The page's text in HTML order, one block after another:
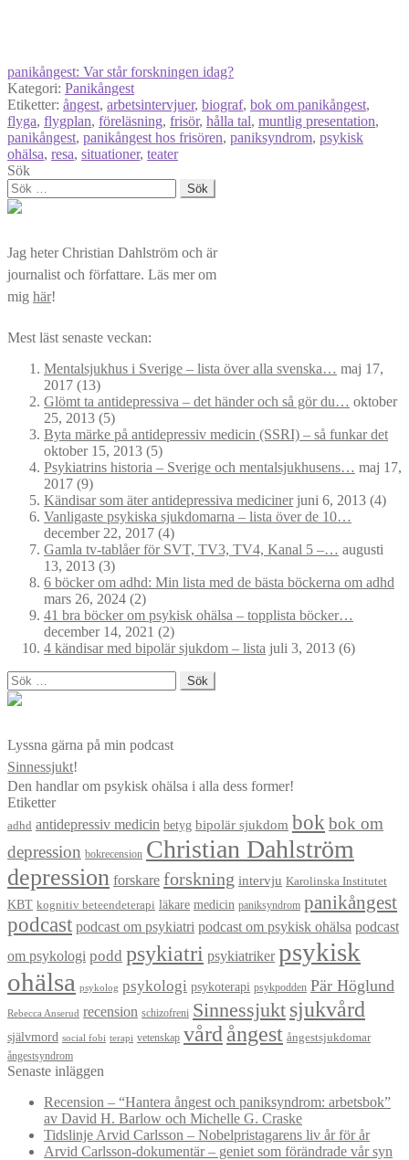
panikångest: Var står forskningen idag?
Kategori: Panikångest
Etiketter: ångest, arbetsintervjuer, biograf, bok om panikångest,
flyga, flygplan, föreläsning, frisör, hålla tal, muntlig presentation,
panikångest, panikångest hos frisören, paniksyndrom, psykisk
ohälsa, resa, situationer, teater
Sök
Sök
efter:
Jag heter Christian Dahlström och är
journalist och författare. Läs mer om
mig här!
Mest läst senaste veckan:
Mentalsjukhus i Sverige – lista över alla svenska… maj 17,
2017 (13)
Glömt ta antidepressiva – det händer och så gör du… oktober
25, 2013 (5)
Byta märke på antidepressiv medicin (SSRI) – så funkar det
oktober 15, 2013 (5)
Psykiatrins historia – Sverige och mentalsjukhusens… maj 17,
2017 (9)
Kändisar som äter antidepressiva medicinerjuni 6, 2013 (4)
Vanligaste psykiska sjukdomarna – lista över de 10…
december 22, 2017 (4)
Gamla tv-tablåer för SVT, TV3, TV4, Kanal 5 –… augusti
13, 2013 (3)
6 böcker om adhd: Min lista med de bästa böckerna om adhd
mars 26, 2024 (2)
41 bra böcker om psykisk ohälsa – topplista böcker…
december 14, 2021 (2)
4 kändisar med bipolär sjukdom – lista juli 3, 2013 (6)
Sök
efter:
Lyssna gärna på min podcast
Sinnessjukt!
Den handlar om psykisk ohälsa i alla dess former!
Etiketter
adhd antidepressiv medicin betyg bipolär sjukdom bokbok om
depression
bokrecension Christian Dahlström
depression forskare forskning intervju Karolinska Institutet
KBT kognitiv beteendeterapi läkare medicin paniksyndrom panikångest
podcast podcast om psykiatri podcast om psykisk ohälsa podcast
om psykologi podd psykiatri psykiatriker psykisk
ohälsa psykolog psykologi psykoterapi psykpodden Pär Höglund
Rebecca Anserud recension schizofreni Sinnessjukt sjukvård
självmord social fobi terapi vetenskap vård ångest ångestsjukdomar
ångestsyndrom
Senaste inläggen
Recension – “Hantera ångest och paniksyndrom: arbetsbok”
av David H. Barlow och Michelle G. Craske
Tidslinje Arvid Carlsson – Nobelpristagarens liv år för år
Arvid Carlsson-dokumentär – geniet som förändrade vår syn